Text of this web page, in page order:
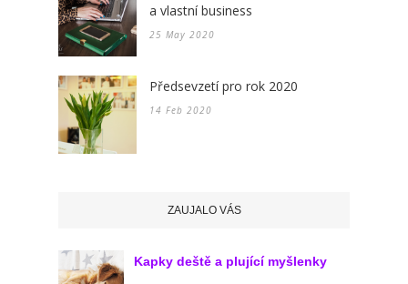
a vlastní business
25 May 2020
Předsevzetí pro rok 2020
14 Feb 2020
ZAUJALO VÁS
Kapky deště a plující myšlenky